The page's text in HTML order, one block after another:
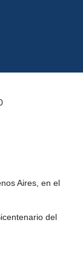
Aires, en el
del